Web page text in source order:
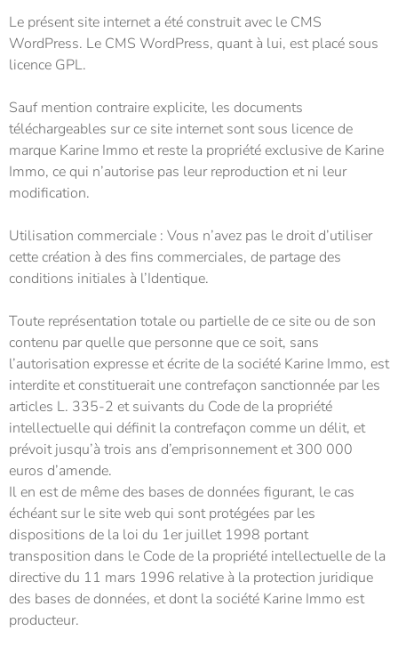
Le présent site internet a été construit avec le CMS
WordPress. Le CMS WordPress, quant à lui, est placé sous
licence GPL.
Sauf mention contraire explicite, les documents
téléchargeables sur ce site internet sont sous licence de
marque Karine Immo et reste la propriété exclusive de Karine
Immo, ce qui n’autorise pas leur reproduction et ni leur
modification.
Utilisation commerciale : Vous n’avez pas le droit d’utiliser
cette création à des fins commerciales, de partage des
conditions initiales à l’Identique.
Toute représentation totale ou partielle de ce site ou de son
contenu par quelle que personne que ce soit, sans
l’autorisation expresse et écrite de la société Karine Immo, est
interdite et constituerait une contrefaçon sanctionnée par les
articles L. 335-2 et suivants du Code de la propriété
intellectuelle qui définit la contrefaçon comme un délit, et
prévoit jusqu’à trois ans d’emprisonnement et 300 000
euros d’amende.
Il en est de même des bases de données figurant, le cas
échéant sur le site web qui sont protégées par les
dispositions de la loi du 1er juillet 1998 portant
transposition dans le Code de la propriété intellectuelle de la
directive du 11 mars 1996 relative à la protection juridique
des bases de données, et dont la société Karine Immo est
producteur.